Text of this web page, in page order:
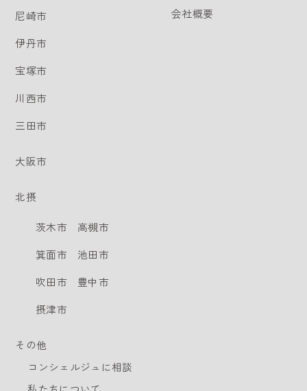
尼崎市
伊丹市
宝塚市
川西市
三田市
大阪市
北摂
茨木市
高槻市
箕面市
池田市
吹田市
豊中市
摂津市
その他
コンシェルジュに相談
会社概要